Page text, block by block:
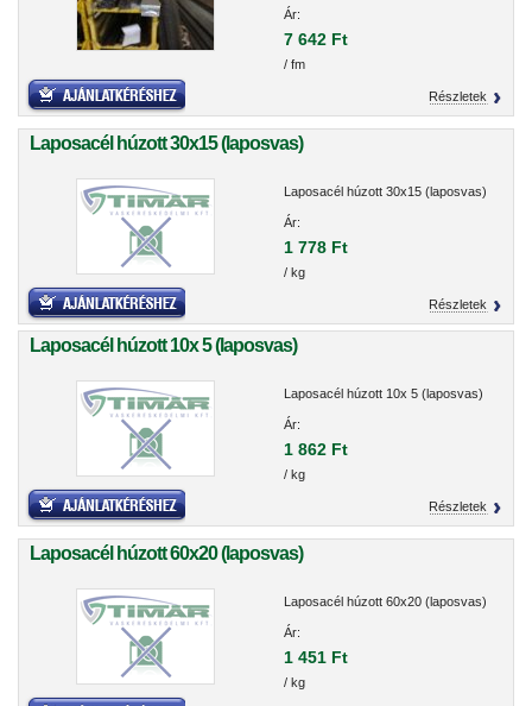
Ár:
7 642 Ft
/ fm
Részletek
Laposacél húzott 30x15 (laposvas)
Laposacél húzott 30x15 (laposvas)
Ár:
1 778 Ft
/ kg
Részletek
Laposacél húzott 10x 5 (laposvas)
Laposacél húzott 10x 5 (laposvas)
Ár:
1 862 Ft
/ kg
Részletek
Laposacél húzott 60x20 (laposvas)
Laposacél húzott 60x20 (laposvas)
Ár:
1 451 Ft
/ kg